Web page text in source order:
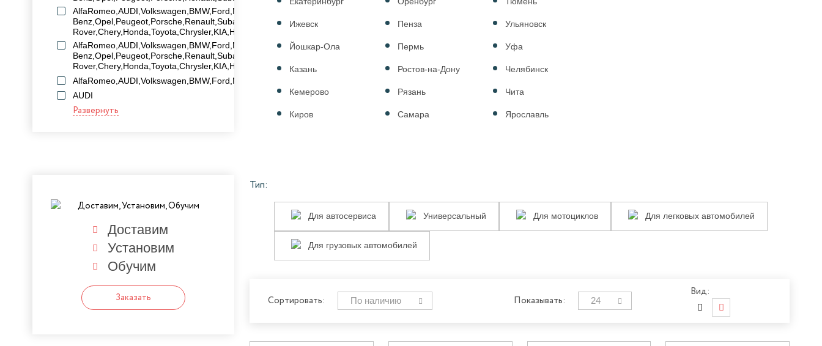
AlfaRomeo,AUDI,Volkswagen,BMW,Ford,MAZDA,Mercedes-
Benz,Opel,Peugeot,Porsche,Renault,Subaru,Volvo,Land
Rover,Chery,Honda,Toyota,Chrysler,KIA,Hyundai,Mitsubishi,Nissan
AlfaRomeo,AUDI,Volkswagen,BMW,Ford,MAZDA,Mercedes-
Benz,Opel,Peugeot,Porsche,Renault,Subaru,Volvo,Land
Rover,Chery,Honda,Toyota,Chrysler,KIA,Hyundai,Mitsubishi,Nissan,SsangYong
AlfaRomeo,AUDI,Volkswagen,BMW,Ford,MAZDA,Opel,Peugeot,Renault,Subaru,Volvo
AUDI
Развернуть
Доставим
Установим
Обучим
Заказать
Ижевск
Йошкар-Ола
Казань
Кемерово
Киров
Пенза
Пермь
Ростов-на-Дону
Рязань
Самара
Ульяновск
Уфа
Челябинск
Чита
Ярославль
Тип:
автосервиса
Для автосервиса
Универсальный
Универсальный
мотоциклов
Для мотоциклов
легковых
Для легковых автомобилей
грузовых
Для грузовых автомобилей
Сортировать: По наличию Показывать: 24
Вид: